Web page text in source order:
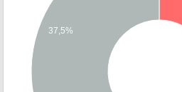
37,5%